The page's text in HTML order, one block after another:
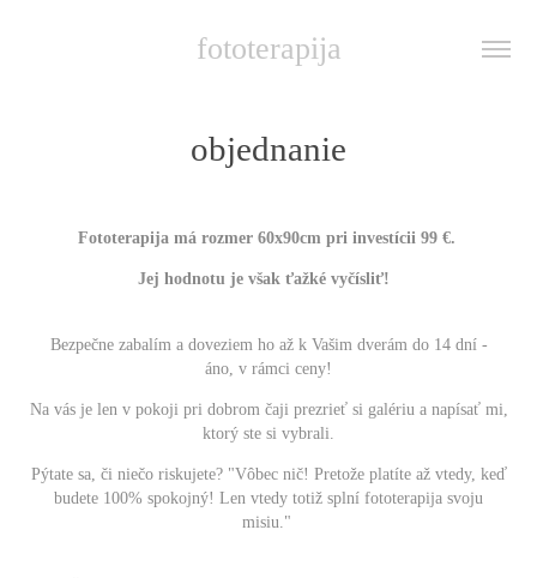
fototerapija
objednanie
Fototerapija má rozmer 60x90cm pri investícii 99 €.
Jej hodnotu je však ťažké vyčísliť!
Bezpečne zabalím a doveziem ho až k Vašim dverám do 14 dní -
áno, v rámci ceny!
Na vás je len v pokoji pri dobrom čaji prezrieť si galériu a napísať mi,
ktorý ste si vybrali.
Pýtate sa, či niečo riskujete? "Vôbec nič! Pretože platíte až vtedy, keď
budete 100% spokojný! Len vtedy totiž splní fototerapija svoju
misiu."